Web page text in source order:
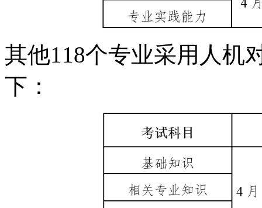
其他118个专业采用人机
下：